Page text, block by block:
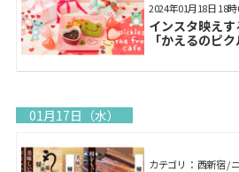
インスタ映え
「かえるのピ
2024年01月18日 18
01月17日（水）
カテゴリ： 西新宿 /